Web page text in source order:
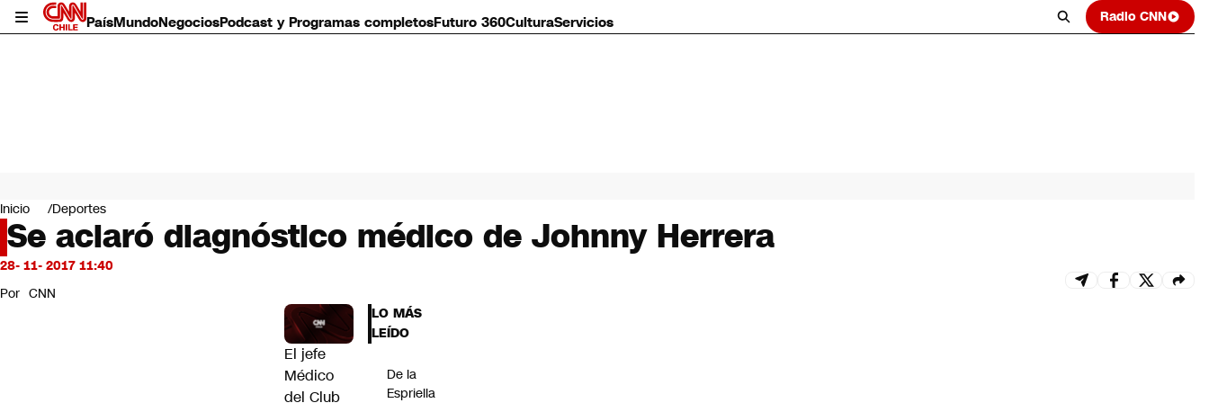
PaísMundoNegociosPodcast y Programas completosFuturo 360CulturaServicios Radio CNN
Mundo
Negocios
Deportes
Programas completos
Servicios
Inicio Deportes
Se aclaró diagnóstico médico de Johnny Herrera
28- 11- 2017 11:40
Por CNN
El jefe
Médico
del Club
LO MÁS
LEÍDO
De la
Espriella